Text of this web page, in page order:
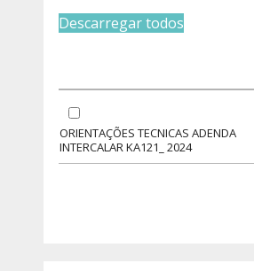
Descarregar todos
ORIENTAÇÕES TECNICAS ADENDA
INTERCALAR KA121_ 2024